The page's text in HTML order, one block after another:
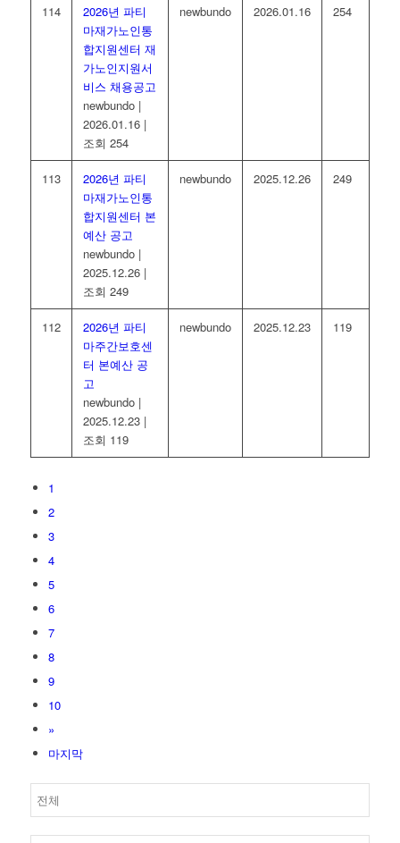
114
2026년 파티
마재가노인통
합지원센터 재
가노인지원서
비스 채용공고
newbundo |
2026.01.16 |
조회 254
newbundo 2026.01.16 254
113
2026년 파티
마재가노인통
합지원센터 본
예산 공고
newbundo |
2025.12.26 |
조회 249
newbundo 2025.12.26 249
112
2026년 파티
마주간보호센
터 본예산 공
고
newbundo |
2025.12.23 |
조회 119
newbundo 2025.12.23 119
1
2
3
4
5
6
7
8
9
10
»
마지막